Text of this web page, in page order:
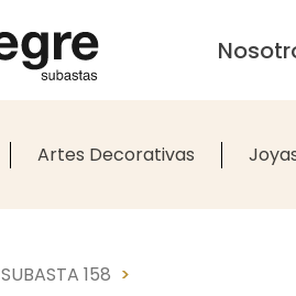
Artes Decorativas
SUBASTA 158